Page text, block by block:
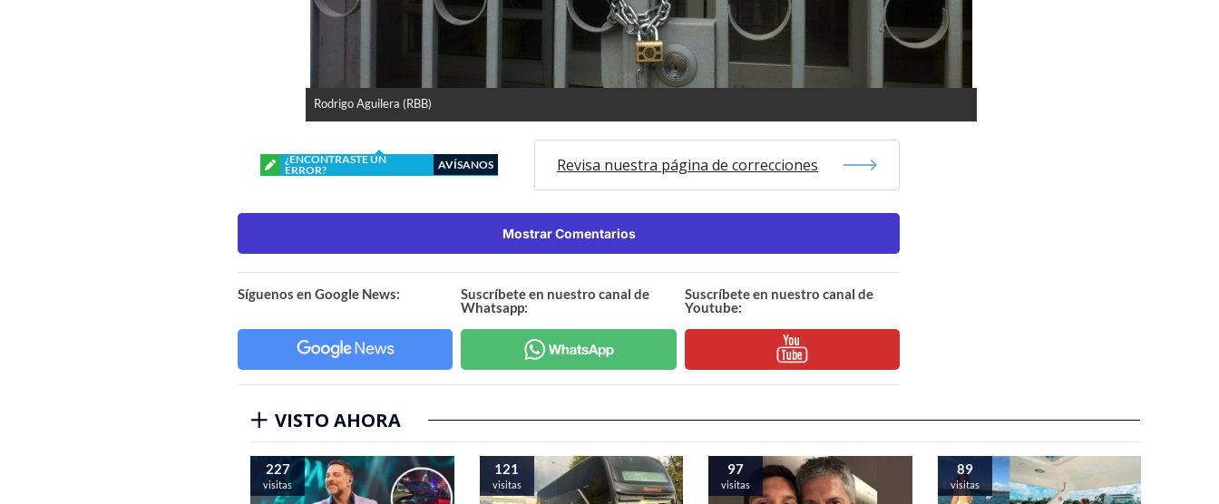
Rodrigo Aguilera (RBB)
¿ENCONTRASTE UN
ERROR?
AVÍSANOS Revisa nuestra página de correcciones
Mostrar Comentarios
Síguenos en Google News:
Suscríbete en nuestro canal de
Whatsapp:
Suscríbete en nuestro canal de
Youtube:
VISTO AHORA
227
visitas
121
visitas
97
visitas
89
visitas